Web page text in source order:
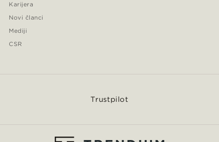
Karijera
Novi članci
Mediji
CSR
Trustpilot